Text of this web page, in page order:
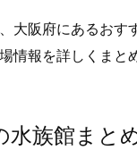
大阪府にあるおす
情報を詳しくまと
水族館まと